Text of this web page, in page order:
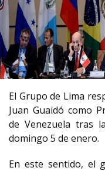
El Grupo de Lima
Juan Guaidó como
de Venezuela tras
domingo 5 de enero.
En este sentido, el